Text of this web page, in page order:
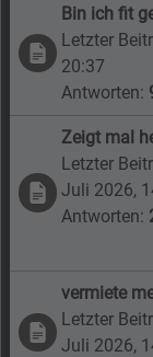
Bin ich fit
Letzter
20:37
Antworten:
Zeigt mal
Letzter
Juli 2026,
Antworten:
vermiete
Letzter
Juli 2026,